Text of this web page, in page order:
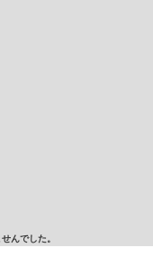
んでした。